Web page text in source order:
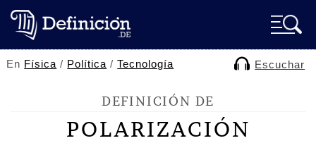
En Física / Política /Tecnología Escuchar
DEFINICIÓN DE
POLARIZACIÓN